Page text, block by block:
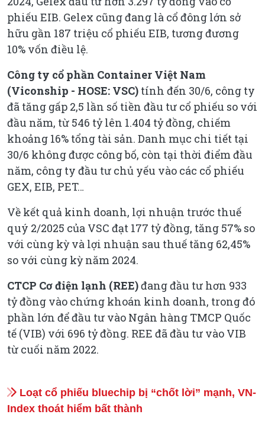
phiếu EIB. Gelex cũng đang là cổ đông lớn sở
hữu gần 187 triệu cổ phiếu EIB, tương đương
10% vốn điều lệ.
Công ty cổ phần Container Việt Nam
(Viconship - HOSE: VSC) tính đến 30/6, công ty
đã tăng gấp 2,5 lần số tiền đầu tư cổ phiếu so với
đầu năm, từ 546 tỷ lên 1.404 tỷ đồng, chiếm
khoảng 16% tổng tài sản. Danh mục chi tiết tại
30/6 không được công bố, còn tại thời điểm đầu
năm, công ty đầu tư chủ yếu vào các cổ phiếu
GEX, EIB, PET…
Về kết quả kinh doanh, lợi nhuận trước thuế
quý 2/2025 của VSC đạt 177 tỷ đồng, tăng 57% so
với cùng kỳ và lợi nhuận sau thuế tăng 62,45%
so với cùng kỳ năm 2024.
CTCP Cơ điện lạnh (REE)đang đầu tư hơn 933
tỷ đồng vào chứng khoán kinh doanh, trong đó
phần lớn để đầu tư vào Ngân hàng TMCP Quốc
tế (VIB) với 696 tỷ đồng. REE đã đầu tư vào VIB
từ cuối năm 2022.
Loạt cổ phiếu bluechip bị “chốt lời” mạnh, VN-
Index thoát hiểm bất thành